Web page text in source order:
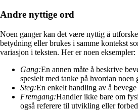
Andre nyttige ord
Noen ganger kan det være nyttig å
betydning eller brukes i samme kontekst
variasjon i teksten. Her er noen eksempler:
Gang:En annen måte å beskrive
spesielt med tanke på hvordan noen
Steg:En enkelt handling av å
Fremgang:Handler ikke bare om
også referere til utvikling eller